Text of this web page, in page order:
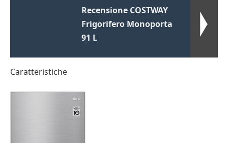
Recensione COSTWAY
Frigorifero Monoporta
91 L
Caratteristiche